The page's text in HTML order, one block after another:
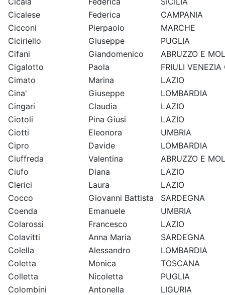
Cicalese
Federica
CAMPANIA
Cicconi
Pierpaolo
MARCHE
Ciciriello
Giuseppe
PUGLIA
Cifani
Giandomenico
ABRUZZO E
Cigalotto
Paola
FRIULI VENEZIA
Cimato
Marina
LAZIO
Cina'
Giuseppe
LOMBARDIA
Cingari
Claudia
LAZIO
Ciotoli
Pina Giusi
LAZIO
Ciotti
Eleonora
UMBRIA
Cipro
Davide
LOMBARDIA
Ciuffreda
Valentina
ABRUZZO E
Ciufo
Diana
LAZIO
Clerici
Laura
LAZIO
Cocco
Giovanni Battista
SARDEGNA
Coenda
Emanuele
UMBRIA
Colarossi
Francesco
LAZIO
Colavitti
Anna Maria
SARDEGNA
Colella
Alessandro
LOMBARDIA
Coletta
Monica
TOSCANA
Colletta
Nicoletta
PUGLIA
Colombini
Antonella
LIGURIA